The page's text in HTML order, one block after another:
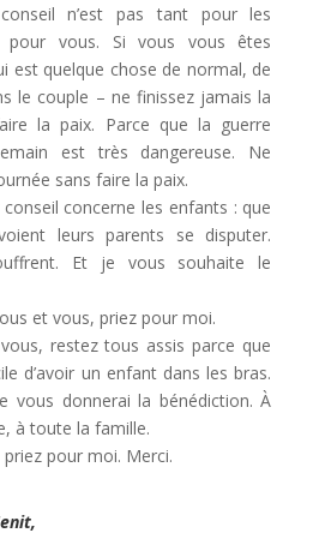
n’est pas tant pour les
vous. Si vous vous êtes
est quelque chose de normal, de
le couple – ne finissez jamais la
la paix. Parce que la guerre
est très dangereuse. Ne
sans faire la paix.
concerne les enfants : que
leurs parents se disputer.
Et je vous souhaite le
et vous, priez pour moi.
restez tous assis parce que
d’avoir un enfant dans les bras.
vous donnerai la bénédiction. À
à toute la famille.
priez pour moi. Merci.